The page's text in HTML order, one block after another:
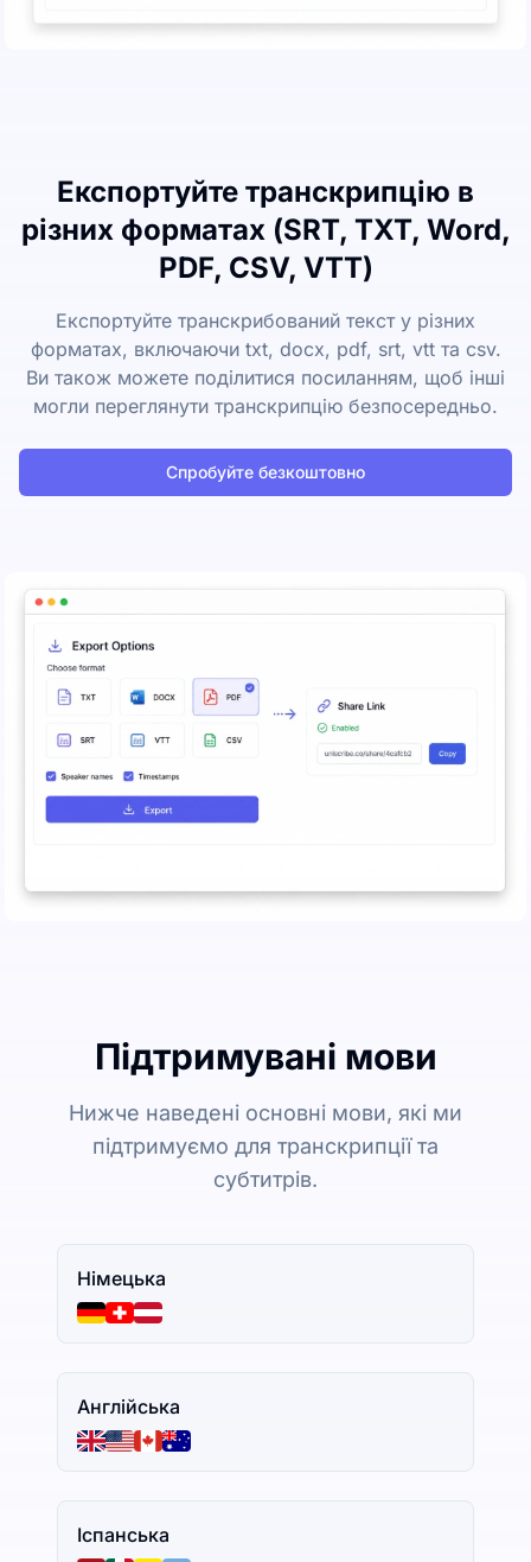
Експортуйте транскрипцію в
різних форматах (SRT, TXT, Word,
PDF, CSV, VTT)
Експортуйте транскрибований текст у різних
форматах, включаючи txt, docx, pdf, srt, vtt та csv.
Ви також можете поділитися посиланням, щоб інші
могли переглянути транскрипцію безпосередньо.
Спробуйте безкоштовно
Підтримувані мови
Нижче наведені основні мови, які ми
підтримуємо для транскрипції та
субтитрів.
Німецька
Англійська
Іспанська